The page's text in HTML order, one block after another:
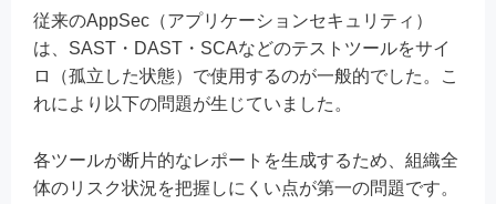
従来のAppSec（アプリケーションセキュリティ）
は、SAST・DAST・SCAなどのテストツールをサイ
ロ（孤立した状態）で使用するのが一般的でした。こ
れにより以下の問題が生じていました。
各ツールが断片的なレポートを生成するため、組織全
体のリスク状況を把握しにくい点が第一の問題です。